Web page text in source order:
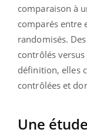
comparaison à
comparés entre
randomisés.
contrôlés
définition, elles
contrôlées et
Une